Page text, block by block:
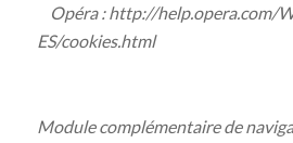
Opéra : http://help.opera.com/
ES/cookies.html
Module complémentaire de